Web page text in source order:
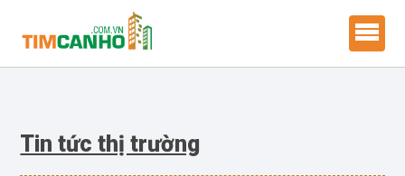
Tin tức thị trường